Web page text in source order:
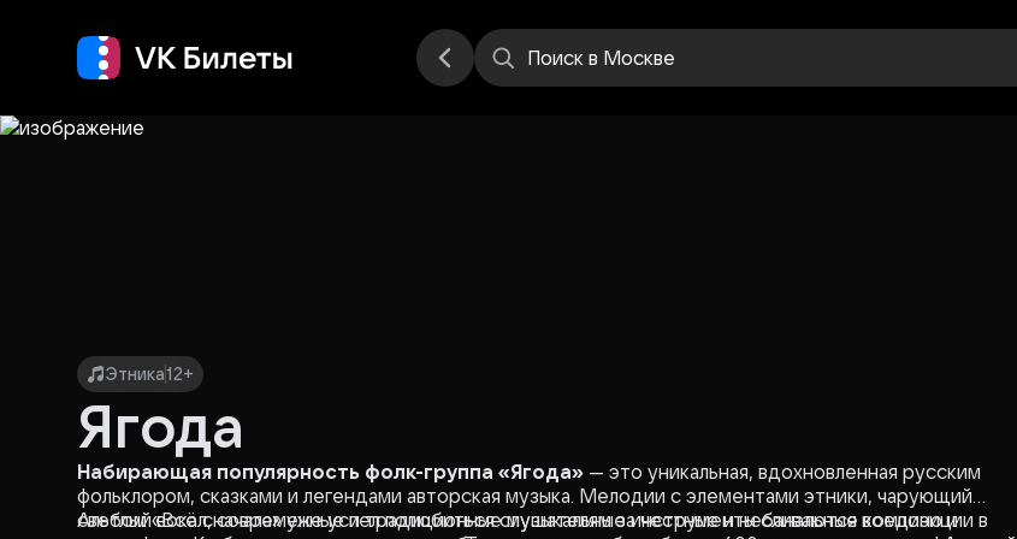
Поиск в Москве
Этника12+
Ягода
Набирающая популярность фолк-группа «Ягода» — это уникальная, вдохновленная русским
фольклором, сказками и легендами авторская музыка. Мелодии с элементами этники, чарующий
светлый вокал, современные и традиционные музыкальные инструменты сливаются воедино и
Альбом «Всё сначала» уже успел полюбиться слушателям за честные и небанальные композиции в